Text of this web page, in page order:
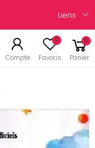
Liens
Compte
0
Favoris
0
Panier